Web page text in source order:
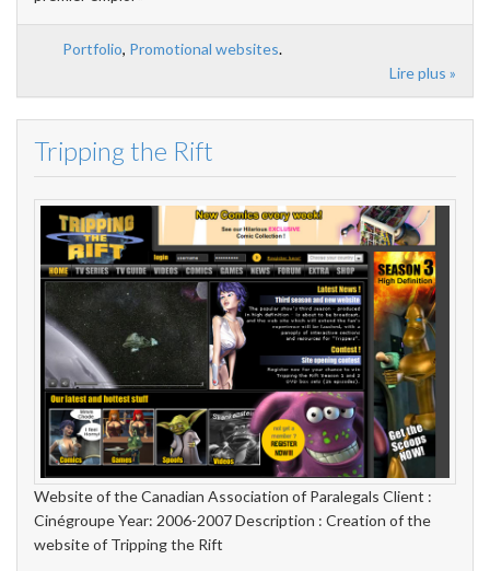
Portfolio, Promotional websites.
Lire plus »
Tripping the Rift
Website of the Canadian Association of Paralegals Client :
Cinégroupe Year: 2006-2007 Description : Creation of the
website of Tripping the Rift